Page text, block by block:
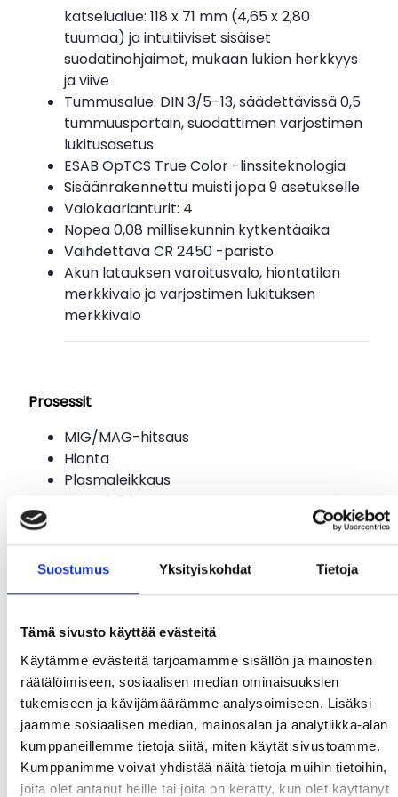
Suostumus Yksityiskohdat Tietoja
Tämä sivusto käyttää evästeitä
Käytämme evästeitä tarjoamamme sisällön ja mainosten
räätälöimiseen, sosiaalisen median ominaisuuksien
tukemiseen ja kävijämäärämme analysoimiseen. Lisäksi
jaamme sosiaalisen median, mainosalan ja analytiikka-alan
kumppaneillemme tietoja siitä, miten käytät sivustoamme.
Kumppanimme voivat yhdistää näitä tietoja muihin tietoihin,
joita olet antanut heille tai joita on kerätty, kun olet käyttänyt
katselualue: 118 x 71 mm (4,65 x 2,80
tuumaa) ja intuitiiviset sisäiset
suodatinohjaimet, mukaan lukien herkkyys
ja viive
Tummusalue: DIN 3/5–13, säädettävissä 0,5
tummuusportain, suodattimen varjostimen
lukitusasetus
ESAB OpTCS True Color -linssiteknologia
Sisäänrakennettu muisti jopa 9 asetukselle
Valokaarianturit: 4
Nopea 0,08 millisekunnin kytkentäaika
Vaihdettava CR 2450 -paristo
Akun latauksen varoitusvalo, hiontatilan
merkkivalo ja varjostimen lukituksen
merkkivalo
Prosessit
MIG/MAG-hitsaus
Hionta
Plasmaleikkaus
Kaasuleikkaus
Puikkohitsaus
TIG-hitsaus
Päivitetty optiikka.
Sentinel A60 on tehty parempaa näkyvyyttä
silmällä pitäen, joten maisema on laaja.
40 % suurempi katselualue (4,65 x 2,80
tuumaa) pitää näkymän työtilaan
avoimena